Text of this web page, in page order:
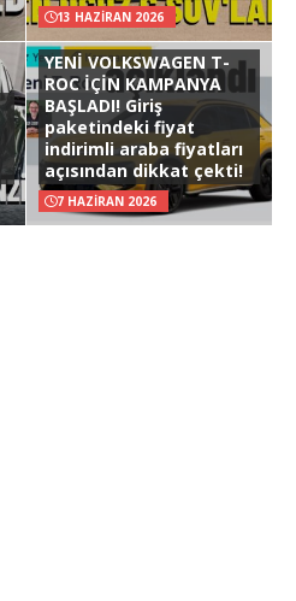
13 HAZIRAN 2026
YENİ VOLKSWAGEN T-
ROC İÇİN KAMPANYA
BAŞLADI! Giriş
paketindeki fiyat
indirimli araba fiyatları
açısından dikkat çekti!
7 HAZIRAN 2026